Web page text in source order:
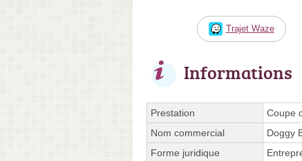
Trajet Waze
Informations
Prestation
Coupe
Nom commercial
Doggy
Forme juridique